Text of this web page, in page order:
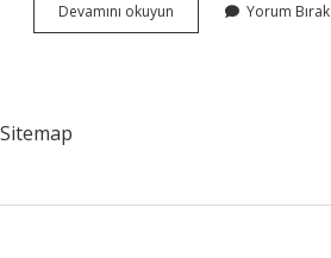
Devamını okuyun
Mi
Yorum Bırak
Sitemap